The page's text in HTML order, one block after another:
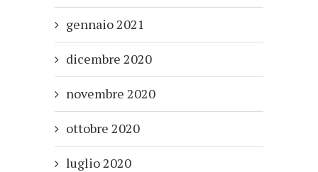
gennaio 2021
dicembre 2020
novembre 2020
ottobre 2020
luglio 2020